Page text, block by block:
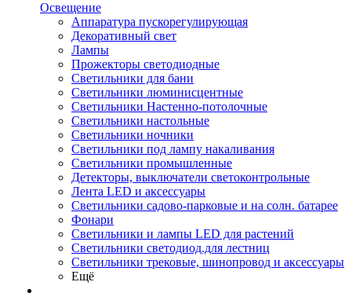
Освещение
Аппаратура пускорегулирующая
Декоративный свет
Лампы
Прожекторы светодиодные
Светильники для бани
Светильники люминисцентные
Светильники Настенно-потолочные
Светильники настольные
Светильники ночники
Светильники под лампу накаливания
Светильники промышленные
Детекторы, выключатели светоконтрольные
Лента LED и аксессуары
Светильники садово-парковые и на солн. батарее
Фонари
Светильники и лампы LED для растений
Светильники светодиод.для лестниц
Светильники трековые, шинопровод и аксессуары
Ещё